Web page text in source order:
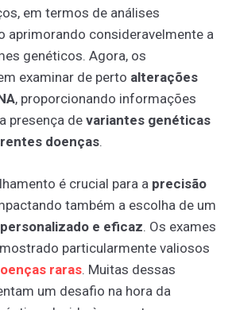
em termos de análises
aprimorando consideravelmente a
genéticos. Agora, os
examinar de perto alterações
, proporcionando informações
presença de variantes genéticas
doenças.
é crucial para a precisão
também a escolha de um
e eficaz. Os exames
particularmente valiosos
raras. Muitas dessas
um desafio na hora da